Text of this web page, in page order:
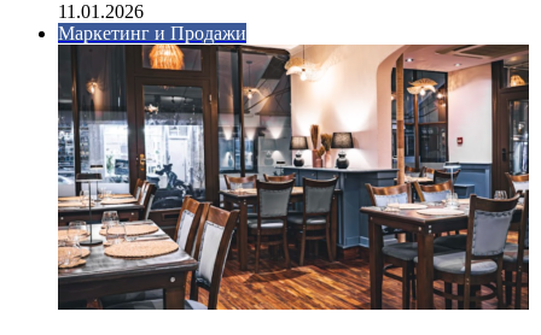
11.01.2026
Маркетинг и Продажи